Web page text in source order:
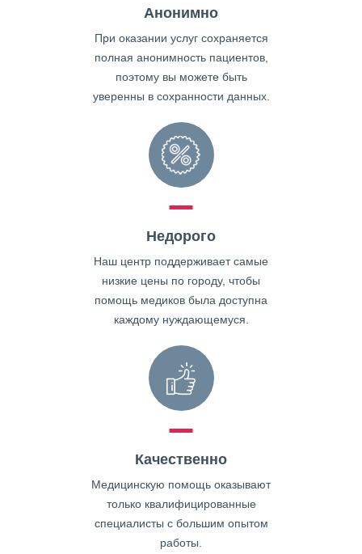
Анонимно
При оказании услуг сохраняется
полная анонимность пациентов,
поэтому вы можете быть
уверенны в сохранности данных.
Недорого
Наш центр поддерживает самые
низкие цены по городу, чтобы
помощь медиков была доступна
каждому нуждающемуся.
Качественно
Медицинскую помощь оказывают
только квалифицированные
специалисты с большим опытом
работы.